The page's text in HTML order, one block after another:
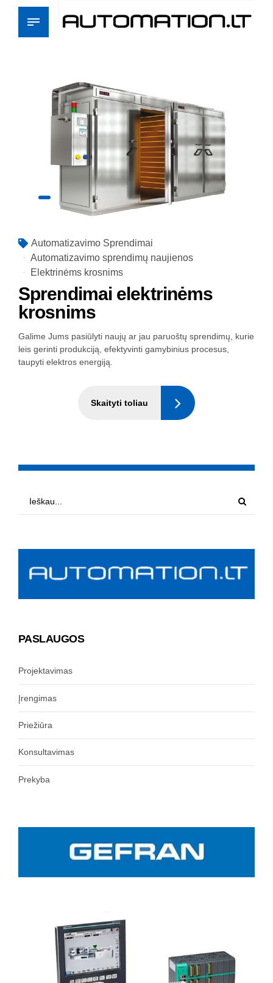
Automatizavimo Sprendimai
Automatizavimo sprendimų naujienos
Elektrinėms krosnims
Sprendimai elektrinėms
krosnims
Galime Jums pasiūlyti naujų ar jau paruoštų sprendimų, kurie
leis gerinti produkciją, efektyvinti gamybinius procesus,
taupyti elektros energiją.
Skaityti toliau
PASLAUGOS
Projektavimas
Įrengimas
Priežiūra
Konsultavimas
Prekyba